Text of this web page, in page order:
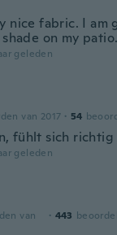
nice fabric. I am
on my patio.
geleden
van 2017 · 54
fühlt sich richtig
geleden
van
· 443